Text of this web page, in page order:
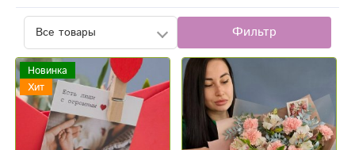
Фильтр
Новинка
Хит